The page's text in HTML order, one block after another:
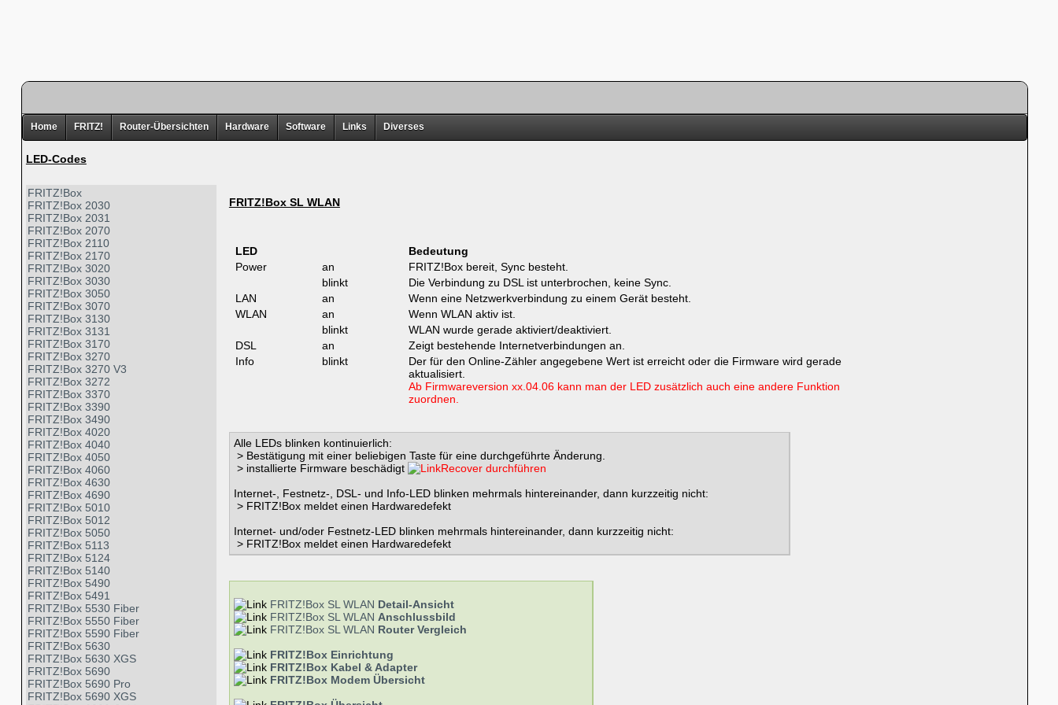
Home FRITZ! Router-Übersichten Hardware Software Links Diverses
LED-Codes
FRITZ!Box
FRITZ!Box 2030
FRITZ!Box 2031
FRITZ!Box 2070
FRITZ!Box 2110
FRITZ!Box 2170
FRITZ!Box 3020
FRITZ!Box 3030
FRITZ!Box 3050
FRITZ!Box 3070
FRITZ!Box 3130
FRITZ!Box 3131
FRITZ!Box 3170
FRITZ!Box 3270
FRITZ!Box 3270 V3
FRITZ!Box 3272
FRITZ!Box 3370
FRITZ!Box 3390
FRITZ!Box 3490
FRITZ!Box 4020
FRITZ!Box 4040
FRITZ!Box 4050
FRITZ!Box 4060
FRITZ!Box 4630
FRITZ!Box 4690
FRITZ!Box 5010
FRITZ!Box 5012
FRITZ!Box 5050
FRITZ!Box 5113
FRITZ!Box 5124
FRITZ!Box 5140
FRITZ!Box 5490
FRITZ!Box 5491
FRITZ!Box 5530 Fiber
FRITZ!Box 5550 Fiber
FRITZ!Box 5590 Fiber
FRITZ!Box 5630
FRITZ!Box 5630 XGS
FRITZ!Box 5690
FRITZ!Box 5690 Pro
FRITZ!Box 5690 XGS
FRITZ!Box SL WLAN
LED
Bedeutung
Power
an
FRITZ!Box bereit, Sync besteht.
blinkt
Die Verbindung zu DSL ist unterbrochen, keine Sync.
LAN
an
Wenn eine Netzwerkverbindung zu einem Gerät besteht.
WLAN
an
Wenn WLAN aktiv ist.
blinkt
WLAN wurde gerade aktiviert/deaktiviert.
DSL
an
Zeigt bestehende Internetverbindungen an.
Info
blinkt
Der für den Online-Zähler angegebene Wert ist erreicht oder die Firmware wird gerade
aktualisiert.
Ab Firmwareversion xx.04.06 kann man der LED zusätzlich auch eine andere Funktion
zuordnen.
Alle LEDs blinken kontinuierlich:
> Bestätigung mit einer beliebigen Taste für eine durchgeführte Änderung.
> installierte Firmware beschädigt
Recover durchführen
Internet-, Festnetz-, DSL- und Info-LED blinken mehrmals hintereinander, dann kurzzeitig nicht:
> FRITZ!Box meldet einen Hardwaredefekt
Internet- und/oder Festnetz-LED blinken mehrmals hintereinander, dann kurzzeitig nicht:
> FRITZ!Box meldet einen Hardwaredefekt
FRITZ!Box SL WLAN Detail-Ansicht
FRITZ!Box SL WLAN Anschlussbild
FRITZ!Box SL WLAN Router Vergleich
FRITZ!Box Einrichtung
FRITZ!Box Kabel & Adapter
FRITZ!Box Modem Übersicht